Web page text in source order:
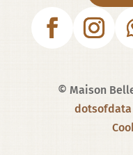
© Maison
dotsofdata